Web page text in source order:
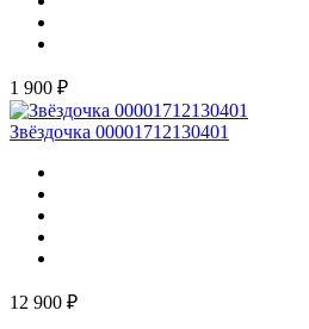
1 900 ₽
Звёздочка 00001712130401
12 900 ₽